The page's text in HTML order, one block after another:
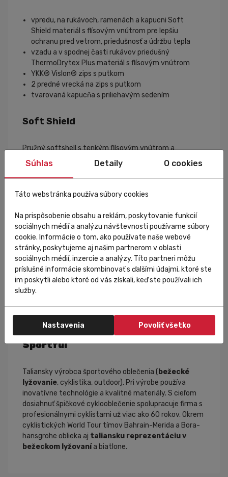
vpredu, na rukávoch, ramenách a kapucni Soft
Shield materiál s flísovým vnútrom pre lepšiu
ochranu pred vetrom, priedušnosť a údržbu tepla
vzadu a v spodnej časti rukávov priedušný
ThermoDrytex Plus materiál s flísovým vnútrom
YKK® Vislon® zips s putkom
2 predné vrecká na zips s putkom
tvarovaná kapucňa s priliehavým sedením
Soft Shield
Pružný softshell s tenkým flísovým vnútrom a
vetruodolnou vrchnou vrstvou. Flísová podšívka
poskytuje izoláciu a nasiakuje vlhkosť, ktorú potom
odvádza do vrchnej vrstvy. Elastická konštrukcia
materiálu zabezpečuje výborné sedenie a slobodu
odvodom vlhkosti.
ThermoDrytex Plus materiál
Vďaka elastickej a tenkej vnútornej vrstve z česaného
flísu je táto tkanina ideálna v prípadoch, keď sa
vyžaduje vysoká hrejivosť a flexibilita materiálu. 84%
Nylonu a 16% Lycry zabezpečuje jej jemnosť a pružnosť.
Povrch tkaniny je ošetrený silikónovou úpravou, ktorá
poskytuje čiastočnú odolnosť voči vode.
Sportful
Taliansky výrobca športového oblečenia ( bežecké
lyžovanie, cyklistika, outdoor). Pri výrobe používa
inovatívne technológie a kvalitné materiály. S cieľom
dosiahnuť špičkové cyklooblečenie spolupracuje firma s
profesionálnymi cyklistami už viac ako 60 rokov. Okrem
cyklistických World Tour tímov Bahrain-Merida a Bora-
hansgrohe oblieka aj taliansku reprezentáciu v
bežeckom lyžovanía biatlone.
Súhlas Detaily O cookies
Táto webstránka používa súbory cookies
Na prispôsobenie obsahu a reklám, poskytovanie funkcií
sociálnych médií a analýzu návštevnosti používame súbory
cookie. Informácie o tom, ako používate naše webové
stránky, poskytujeme aj našim partnerom v oblasti
sociálnych médií, inzercie a analýzy. Títo partneri môžu
príslušné informácie skombinovať s ďalšími údajmi, ktoré ste
im poskytli alebo ktoré od vás získali, keď ste používali ich
služby.
Nastavenia Povoliť všetko